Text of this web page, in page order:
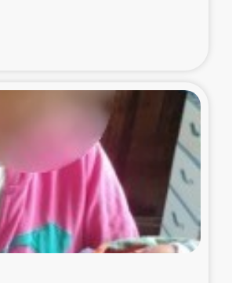
北女性をつなぐサリー・リサイクル・プロ
復興支援事業
民際教育事業
PIFWANITAによる食品加工事業